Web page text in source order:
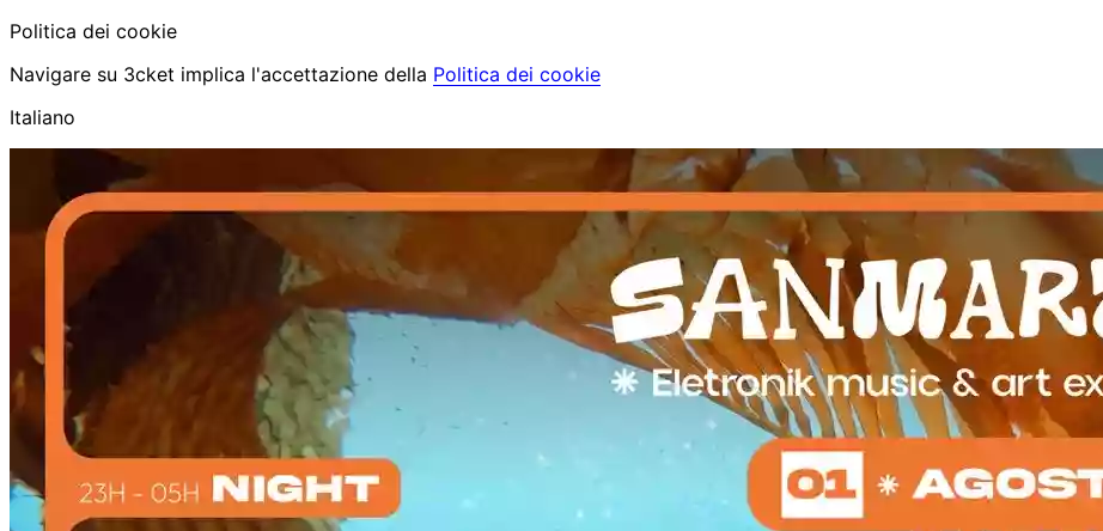
Politica dei cookie
Navigare su 3cket implica l'accettazione della Politica dei cookie
Italiano